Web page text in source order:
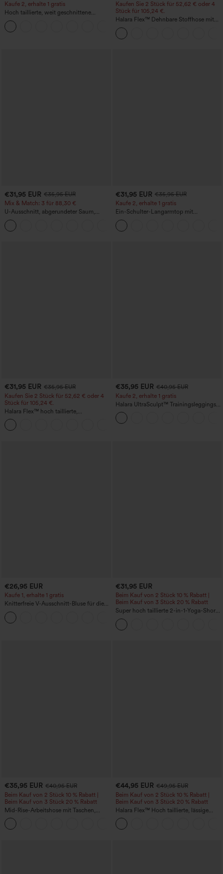
Kaufe 2, erhalte 1 gratis
Hoch taillierte, weit geschnittene
Freizeithose aus Leinenmischung mit
Kordelzug und Taschen
Kaufen Sie 2 Stück für 52,62 € oder 4
Stück für 105,24 €.
Halara Flex™ Dehnbare Stoffhose mit
hohem Bund, Waffelmuster,
Seitentaschen und weitem Bein
€31,95 EUR €35,95 EUR
Mix & Match: 3 für 88,30 €
U-Ausschnitt, abgerundeter Saum,
InstantCool Yoga-Trägertop – UPF50+
€31,95 EUR €35,95 EUR
Kaufe 2, erhalte 1 gratis
Ein-Schulter-Langarmtop mit
Daumenloch, geschwungener Saum
(High-Low), schnell trocknend – Yoga-
Sporttop mit integriertem BH
€31,95 EUR €35,95 EUR
Kaufen Sie 2 Stück für 52,62 € oder 4
Stück für 105,24 €.
Halara Flex™ hoch taillierte,
figurformende Arbeitshose, die die Taille
schmaler wirken lässt, mit Taschen,
weitem Bein und Mikro-Waffelstruktur
€35,95 EUR €40,95 EUR
Kaufe 2, erhalte 1 gratis
Halara UltraSculpt™ Trainingsleggings
mit hohem Bund – raffende Push-up-
Po-Form, Bauchkontrolle, Taschen und
formende Passform
€26,95 EUR
Kaufe 1, erhalte 1 gratis
Knitterfreie V-Ausschnitt-Bluse für die
Arbeit, kurzärmelig und oversized
€31,95 EUR
Beim Kauf von 2 Stück 10 % Rabatt |
Beim Kauf von 3 Stück 20 % Rabatt
Super hoch taillierte 2-in-1-Yoga-Shorts
mit Gesäßtasche und Seitentasche-
längere Länge
€35,95 EUR €40,95 EUR
Beim Kauf von 2 Stück 10 % Rabatt |
Beim Kauf von 3 Stück 20 % Rabatt
Mid-Rise-Arbeitshose mit Taschen,
Barrel-Leg und weiter Passform
€44,95 EUR €49,95 EUR
Beim Kauf von 2 Stück 10 % Rabatt |
Beim Kauf von 3 Stück 20 % Rabatt
Halara Flex™ Hoch taillierte, lässige
Jeans mit Taschen, umgekrempeltem
Saum, weitem Bein und verwaschenem
Finish